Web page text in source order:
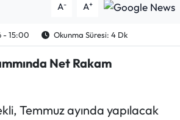
A- A+
- 15:00 Okunma Süresi: 4 Dk
Net Rakam
Temmuz ayında yapılacak